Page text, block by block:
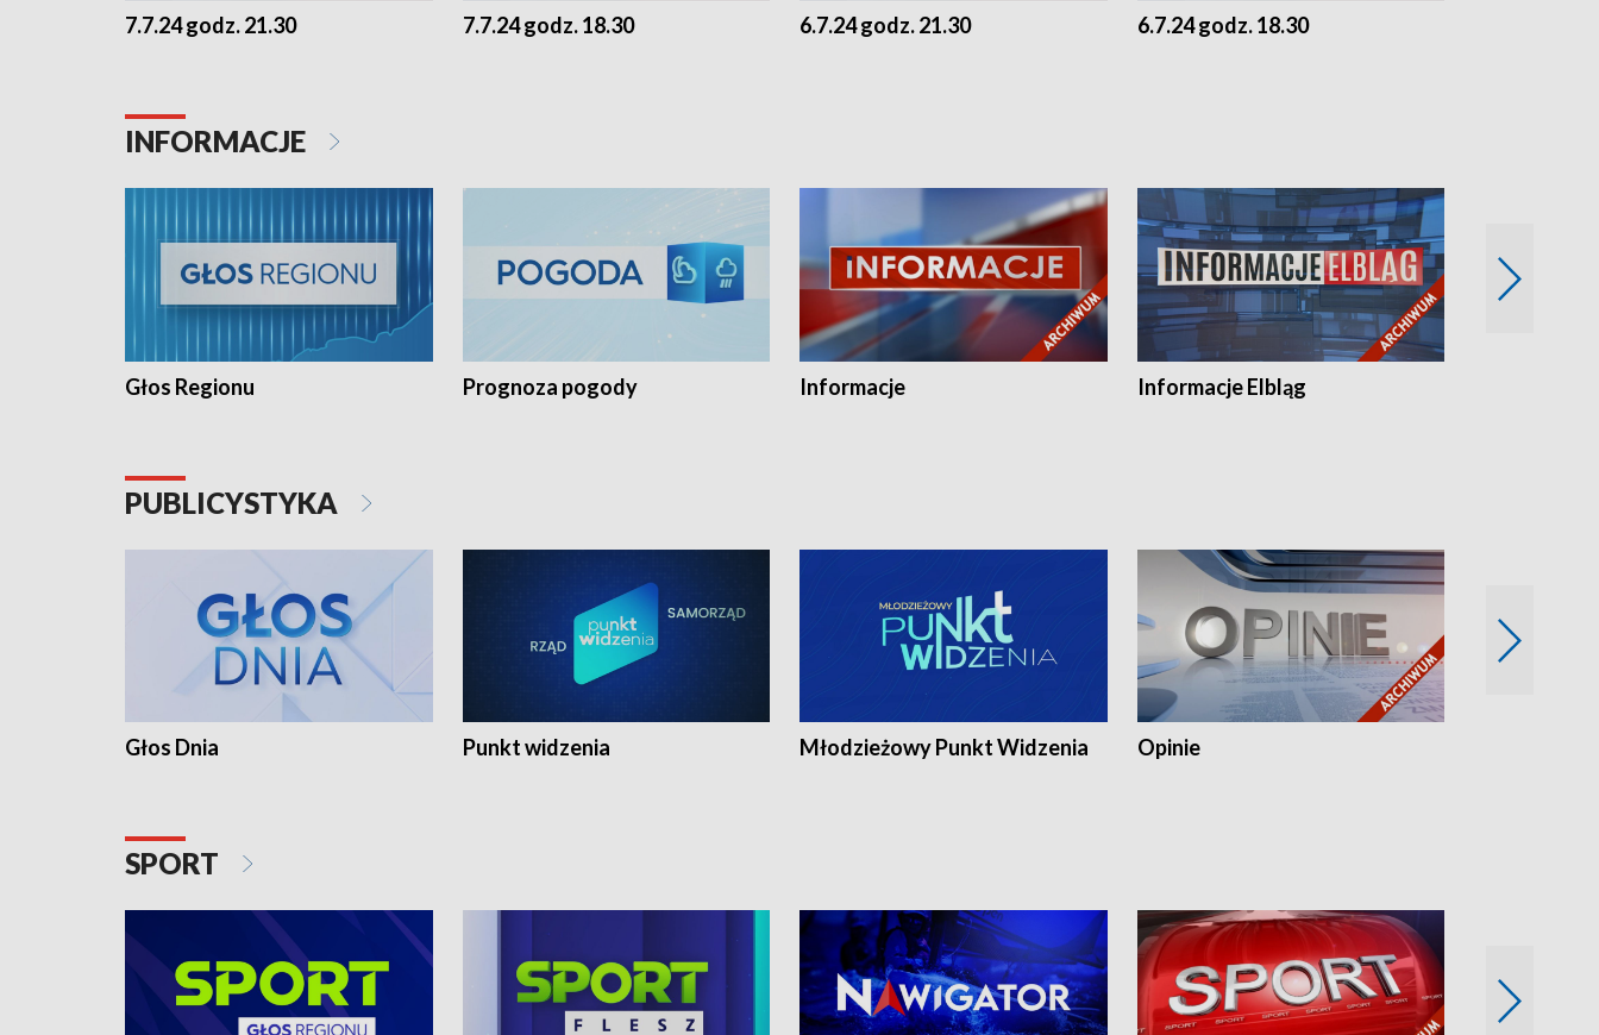
7.7.24 godz. 21.30 7.7.24 godz. 18.30 6.7.24 godz. 21.30 6.7.24 godz. 18.30
INFORMACJE
Głos Regionu Prognoza pogody Informacje Informacje Elbląg
PUBLICYSTYKA
Głos Dnia Punkt widzenia Młodzieżowy Punkt Widzenia Opinie
SPORT